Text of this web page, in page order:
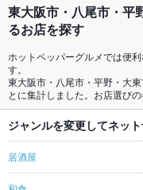
東大阪市・八尾市・平
るお店を探す
ホットペッパーグルメでは便
す。
東大阪市・八尾市・平野・大
とに集計しました。お店選び
ジャンルを変更してネッ
居酒屋